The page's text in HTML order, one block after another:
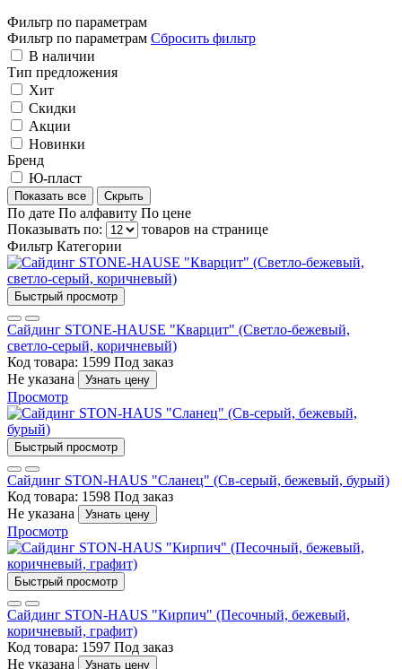
Фильтр по параметрам
Фильтр по параметрам Сбросить фильтр
В наличии
Тип предложения
Хит
Скидки
Акции
Новинки
Бренд
Ю-пласт
Показать все Скрыть
По дате По алфавиту По цене
Показывать по:
товаров на странице
Фильтр Категории
Быстрый просмотр
Сайдинг STONE-HAUSE "Кварцит" (Светло-бежевый,
светло-серый, коричневый)
Код товара: 1599 Под заказ
Не указана
Узнать цену
Просмотр
Быстрый просмотр
Сайдинг STON-HAUS "Сланец" (Св-серый, бежевый, бурый)
Код товара: 1598 Под заказ
Не указана
Узнать цену
Просмотр
Быстрый просмотр
Сайдинг STON-HAUS "Кирпич" (Песочный, бежевый,
коричневый, графит)
Код товара: 1597 Под заказ
Не указана
Узнать цену